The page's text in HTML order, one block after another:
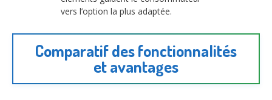
vers l’option la plus adaptée.
Comparatif des fonctionnalités
et avantages